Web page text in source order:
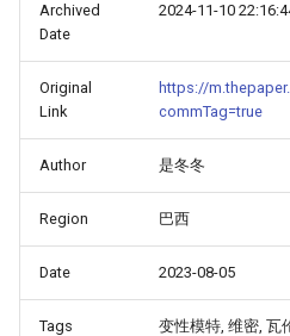
Archived
Date
2024-11-10
Original
Link
https://
commTag=true
Author 是冬冬
Region 巴西
Date 2023-08-05
Tags
变性模特, 维密, 瓦